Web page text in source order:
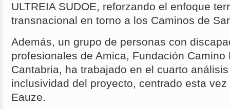
ULTREIA SUDOE, reforzando el enfoque
transnacional en torno a los Caminos de
Además, un grupo de personas con
profesionales de Amica, Fundación Camino
Cantabria, ha trabajado en el cuarto
inclusividad del proyecto, centrado esta
Eauze.